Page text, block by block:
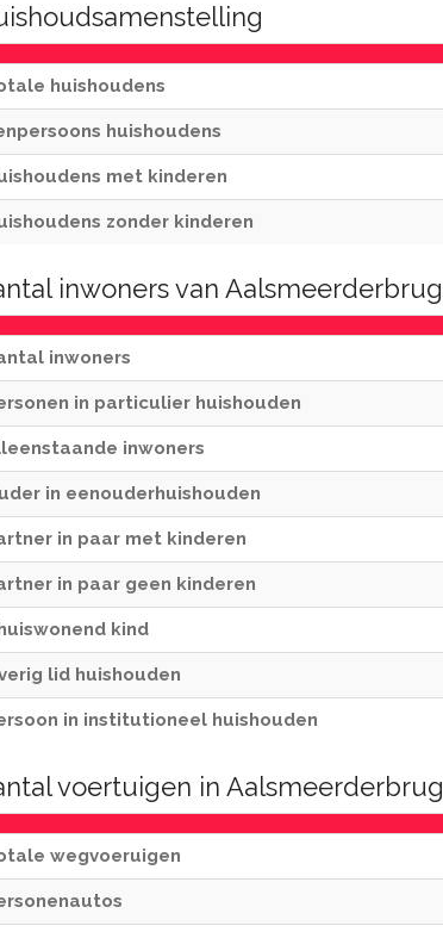
huishoudens
huishoudens
met kinderen
zonder kinderen
inwoners van Aalsmeerderbrug
inwoners
in particulier huishouden
inwoners
in eenouderhuishouden
in paar met kinderen
in paar geen kinderen
kind
lid huishouden
in institutioneel huishouden
voertuigen in Aalsmeerderbrug
wegvoeruigen